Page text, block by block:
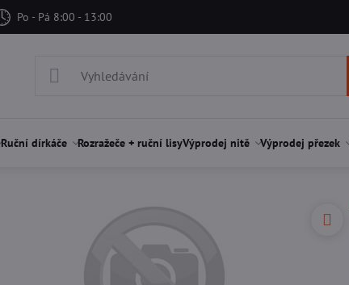
Po - Pá 8:00 - 13:00
Ruční dírkáče Rozražeče + ruční lisyVýprodej nitě Výprodej přezek